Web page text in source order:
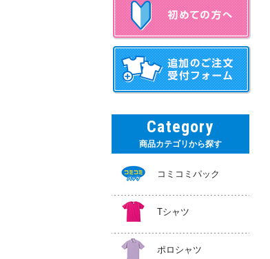
Category
商品カテゴリから探す
コミコミパック
Tシャツ
ポロシャツ
事例 010レッド、020イエロー、011ピンク、014パープル 左胸フルカ
ラー転写プリント プリントサイズ:W80mm×H73mm